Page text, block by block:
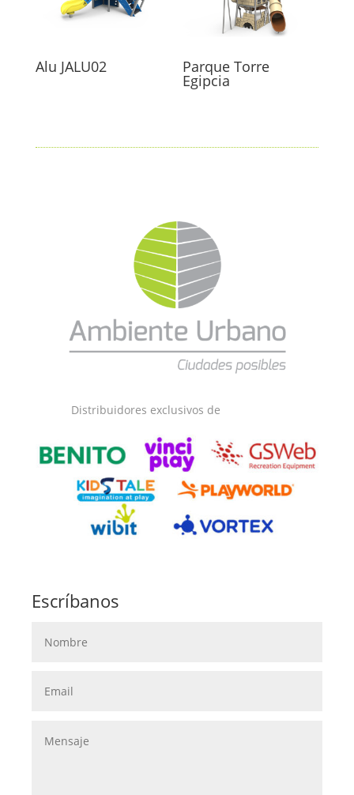
Alu JALU02 Parque Torre
Egipcia
Distribuidores exclusivos de
Escríbanos